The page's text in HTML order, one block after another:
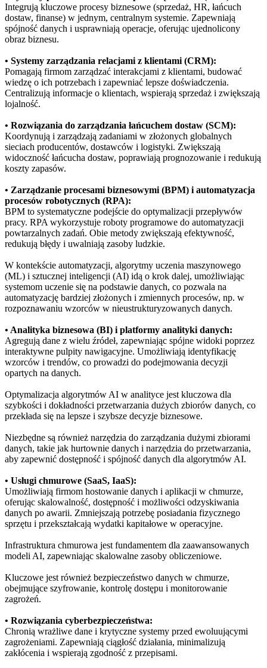
Integrują kluczowe procesy biznesowe (sprzedaż, HR, łańcuch
dostaw, finanse) w jednym, centralnym systemie. Zapewniają
spójność danych i usprawniają operacje, oferując ujednolicony
obraz biznesu.
• Systemy zarządzania relacjami z klientami (CRM):
Pomagają firmom zarządzać interakcjami z klientami, budować
wiedzę o ich potrzebach i zapewniać lepsze doświadczenia.
Centralizują informacje o klientach, wspierają sprzedaż i zwiększają
lojalność.
• Rozwiązania do zarządzania łańcuchem dostaw (SCM):
Koordynują i zarządzają zadaniami w złożonych globalnych
sieciach producentów, dostawców i logistyki. Zwiększają
widoczność łańcucha dostaw, poprawiają prognozowanie i redukują
koszty zapasów.
• Zarządzanie procesami biznesowymi (BPM) i automatyzacja
procesów robotycznych (RPA):
BPM to systematyczne podejście do optymalizacji przepływów
pracy. RPA wykorzystuje roboty programowe do automatyzacji
powtarzalnych zadań. Obie metody zwiększają efektywność,
redukują błędy i uwalniają zasoby ludzkie.
W kontekście automatyzacji, algorytmy uczenia maszynowego
(ML) i sztucznej inteligencji (AI) idą o krok dalej, umożliwiając
systemom uczenie się na podstawie danych, co pozwala na
automatyzację bardziej złożonych i zmiennych procesów, np. w
rozpoznawaniu wzorców w nieustrukturyzowanych danych.
• Analityka biznesowa (BI) i platformy analityki danych:
Agregują dane z wielu źródeł, zapewniając spójne widoki poprzez
interaktywne pulpity nawigacyjne. Umożliwiają identyfikację
wzorców i trendów, co prowadzi do podejmowania decyzji
opartych na danych.
Optymalizacja algorytmów AI w analityce jest kluczowa dla
szybkości i dokładności przetwarzania dużych zbiorów danych, co
przekłada się na lepsze i szybsze decyzje biznesowe.
Niezbędne są również narzędzia do zarządzania dużymi zbiorami
danych, takie jak hurtownie danych i narzędzia do przetwarzania,
aby zapewnić dostępność i spójność danych dla algorytmów AI.
• Usługi chmurowe (SaaS, IaaS):
Umożliwiają firmom hostowanie danych i aplikacji w chmurze,
oferując skalowalność, dostępność i możliwości odzyskiwania
danych po awarii. Zmniejszają potrzebę posiadania fizycznego
sprzętu i przekształcają wydatki kapitałowe w operacyjne.
Infrastruktura chmurowa jest fundamentem dla zaawansowanych
modeli AI, zapewniając skalowalne zasoby obliczeniowe.
Kluczowe jest również bezpieczeństwo danych w chmurze,
obejmujące szyfrowanie, kontrolę dostępu i monitorowanie
zagrożeń.
• Rozwiązania cyberbezpieczeństwa:
Chronią wrażliwe dane i krytyczne systemy przed ewoluującymi
zagrożeniami. Zapewniają ciągłość działania, minimalizują
zakłócenia i wspierają zgodność z przepisami.